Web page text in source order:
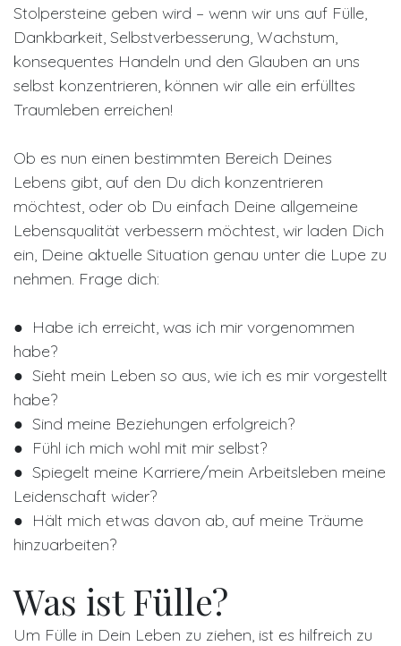
Stolpersteine geben wird – wenn wir uns auf Fülle,
Dankbarkeit, Selbstverbesserung, Wachstum,
konsequentes Handeln und den Glauben an uns
selbst konzentrieren, können wir alle ein erfülltes
Traumleben erreichen!
Ob es nun einen bestimmten Bereich Deines
Lebens gibt, auf den Du dich konzentrieren
möchtest, oder ob Du einfach Deine allgemeine
Lebensqualität verbessern möchtest, wir laden Dich
ein, Deine aktuelle Situation genau unter die Lupe zu
nehmen. Frage dich:
● Habe ich erreicht, was ich mir vorgenommen
habe?
● Sieht mein Leben so aus, wie ich es mir vorgestellt
habe?
● Sind meine Beziehungen erfolgreich?
● Fühl ich mich wohl mit mir selbst?
● Spiegelt meine Karriere/mein Arbeitsleben meine
Leidenschaft wider?
● Hält mich etwas davon ab, auf meine Träume
hinzuarbeiten?
Was ist Fülle?
Um Fülle in Dein Leben zu ziehen, ist es hilfreich zu